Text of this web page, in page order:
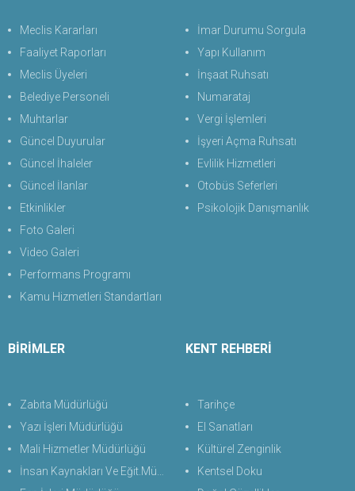
Meclis Kararları
Faaliyet Raporları
Meclis Üyeleri
Belediye Personeli
Muhtarlar
Güncel Duyurular
Güncel İhaleler
Güncel İlanlar
Etkinlikler
Foto Galeri
Video Galeri
Performans Programı
Kamu Hizmetleri Standartları
İmar Durumu Sorgula
Yapı Kullanım
İnşaat Ruhsatı
Numarataj
Vergi İşlemleri
İşyeri Açma Ruhsatı
Evlilik Hizmetleri
Otobüs Seferleri
Psikolojik Danışmanlık
BİRİMLER
Zabıta Müdürlüğü
Yazı İşleri Müdürlüğü
Mali Hizmetler Müdürlüğü
İnsan Kaynakları Ve Eğit.Müdürlüğü
KENT REHBERİ
Tarihçe
El Sanatları
Kültürel Zenginlik
Kentsel Doku